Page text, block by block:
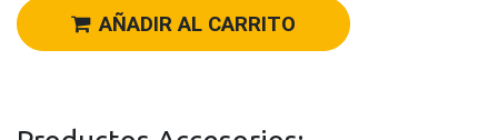
AÑADIR AL CARRITO